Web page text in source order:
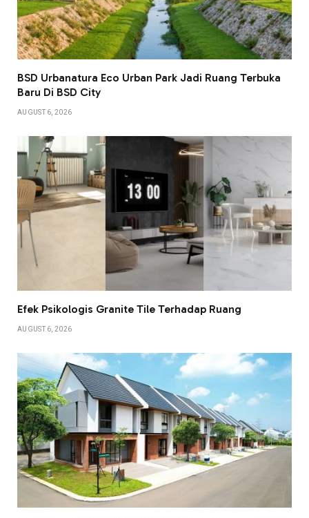
BSD Urbanatura Eco Urban Park Jadi Ruang Terbuka
Baru Di BSD City
AUGUST 6, 2026
Efek Psikologis Granite Tile Terhadap Ruang
AUGUST 6, 2026